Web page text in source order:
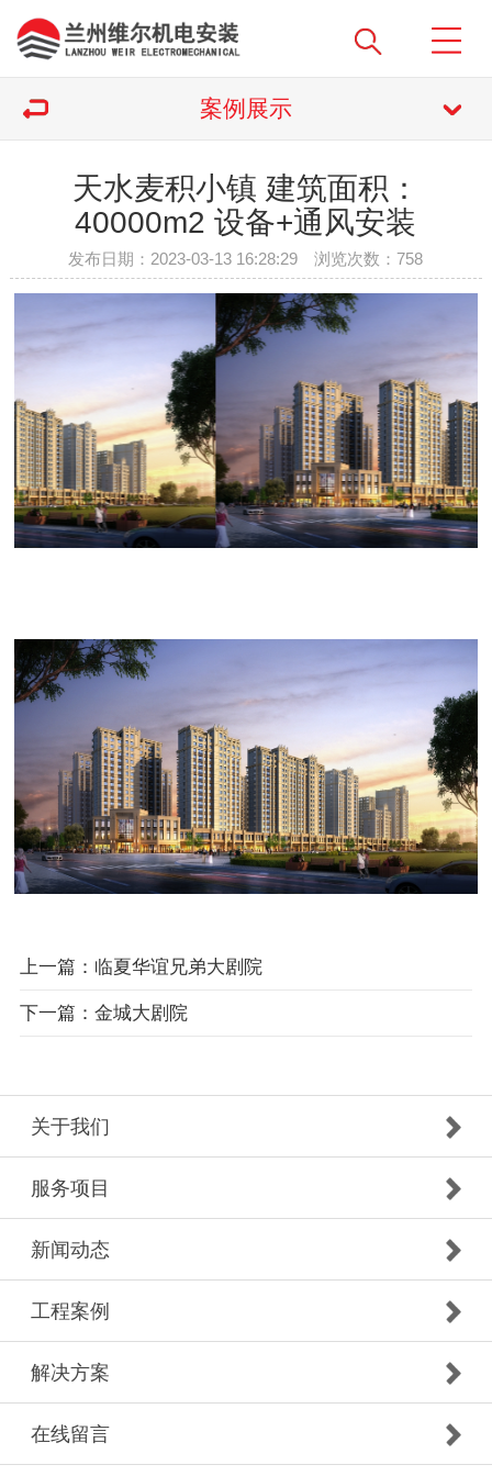
案例展示
天水麦积小镇 建筑面积：
40000m2 设备+通风安装
发布日期：2023-03-13 16:28:29 浏览次数：758
上一篇：临夏华谊兄弟大剧院
下一篇：金城大剧院
关于我们
服务项目
新闻动态
工程案例
解决方案
在线留言